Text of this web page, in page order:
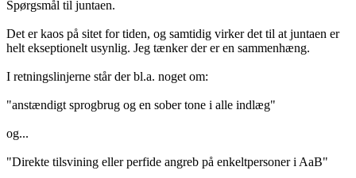
Spørgsmål til juntaen.
Det er kaos på sitet for tiden, og samtidig virker det til at juntaen er
helt ekseptionelt usynlig. Jeg tænker der er en sammenhæng.
I retningslinjerne står der bl.a. noget om:
"anstændigt sprogbrug og en sober tone i alle indlæg"
og...
"Direkte tilsvining eller perfide angreb på enkeltpersoner i AaB"